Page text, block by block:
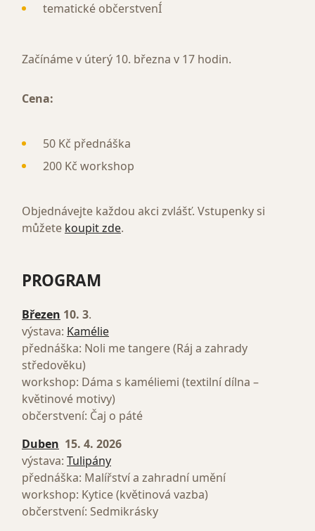
tematické občerstvenÍ
Začínáme v úterý 10. března v 17 hodin.
Cena:
50 Kč přednáška
200 Kč workshop
Objednávejte každou akci zvlášť. Vstupenky si
můžete koupit zde.
PROGRAM
Březen 10. 3.
výstava: Kamélie
přednáška: Noli me tangere (Ráj a zahrady
středověku)
workshop: Dáma s kaméliemi (textilní dílna –
květinové motivy)
občerstvení: Čaj o páté
Duben 15. 4. 2026
výstava: Tulipány
přednáška: Malířství a zahradní umění
workshop: Kytice (květinová vazba)
občerstvení: Sedmikrásky